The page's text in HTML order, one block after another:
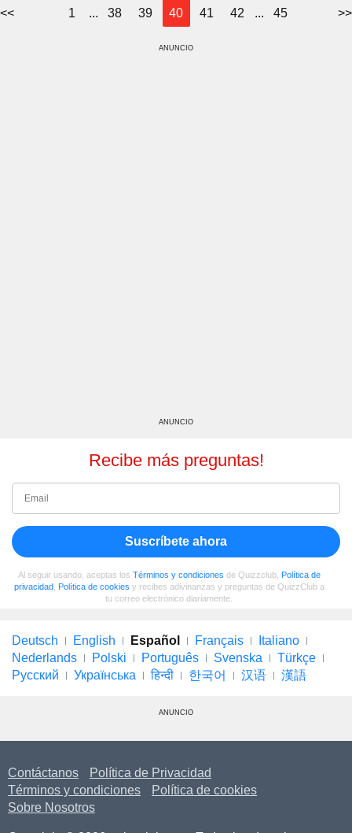
<< 1 ... 38 39 40 41 42 ... 45 >>
ANUNCIO
ANUNCIO
Recibe más preguntas!
Suscríbete ahora
Al seguir usando, aceptas los Términos y condiciones de Quizzclub,
Política de
privacidad
Política de cookies y recibes adivinanzas y preguntas de QuizzClub a
tu correo electrónico diariamente.
Deutsch English Español Français
Italiano
Nederlands
Polski Português Svenska
Türkçe
Русский
Українська हिन्दी 한국어 汉语 漢語
ANUNCIO
Contáctanos
Política de Privacidad
Términos y condiciones
Política de cookies
Sobre Nosotros